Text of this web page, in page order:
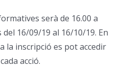
serà de 16.00 a
16/09/19 al 16/10/19. En
la inscripció es pot accedir
acció.